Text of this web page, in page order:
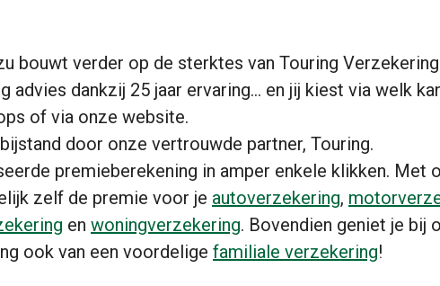
bouwt verder op de sterktes van Touring
advies dankzij 25 jaar ervaring… en jij kiest via welk
of via onze website.
door onze vertrouwde partner, Touring.
premieberekening in amper enkele klikken. Met
zelf de premie voor je autoverzekering,
en woningverzekering. Bovendien geniet je bij
ook van een voordelige familiale verzekering!